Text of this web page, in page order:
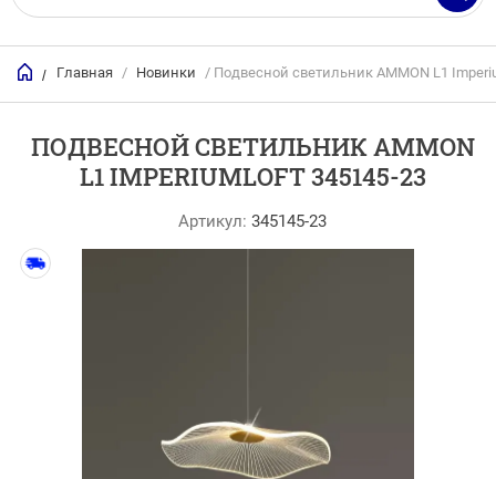
/ Главная / Новинки / Подвесной светильник AMMON L1
ПОДВЕСНОЙ СВЕТИЛЬНИК AMMON
L1 IMPERIUMLOFT 345145-23
Артикул: 345145-23